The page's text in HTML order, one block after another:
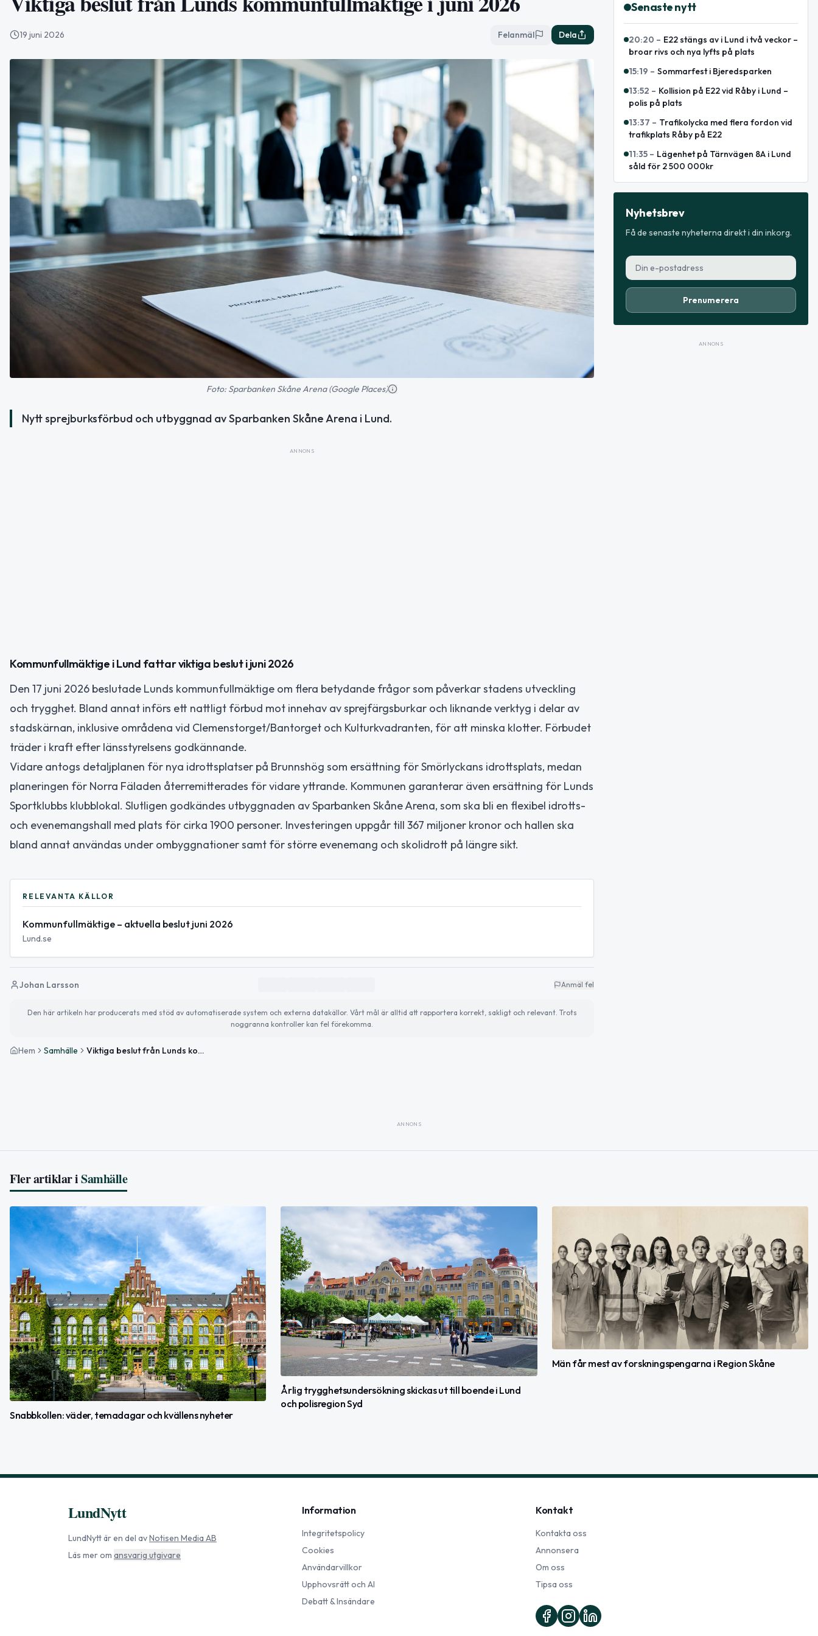
19 juni 2026 Felanmäl Dela
Foto: Sparbanken Skåne Arena (Google Places)
Nytt sprejburksförbud och utbyggnad av Sparbanken Skåne Arena i Lund.
ANNONS
Kommunfullmäktige i Lund fattar viktiga beslut i juni 2026
Den 17 juni 2026 beslutade Lunds kommunfullmäktige om flera betydande frågor som påverkar stadens utveckling
och trygghet. Bland annat införs ett nattligt förbud mot innehav av sprejfärgsburkar och liknande verktyg i delar av
stadskärnan, inklusive områdena vid Clemenstorget/Bantorget och Kulturkvadranten, för att minska klotter. Förbudet
träder i kraft efter länsstyrelsens godkännande.
Vidare antogs detaljplanen för nya idrottsplatser på Brunnshög som ersättning för Smörlyckans idrottsplats, medan
planeringen för Norra Fäladen återremitterades för vidare yttrande. Kommunen garanterar även ersättning för Lunds
Sportklubbs klubblokal. Slutligen godkändes utbyggnaden av Sparbanken Skåne Arena, som ska bli en flexibel idrotts-
och evenemangshall med plats för cirka 1900 personer. Investeringen uppgår till 367 miljoner kronor och hallen ska
bland annat användas under ombyggnationer samt för större evenemang och skolidrott på längre sikt.
RELEVANTA KÄLLOR
Kommunfullmäktige – aktuella beslut juni 2026
Lund.se
Johan Larsson Anmäl fel
Den här artikeln har producerats med stöd av automatiserade system och externa datakällor. Vårt mål är alltid att rapportera korrekt, sakligt och relevant. Trots
noggranna kontroller kan fel förekomma.
Hem Samhälle Viktiga beslut från Lunds kommunfullmäktige i juni 2026
Senaste nytt
20:20 – E22 stängs av i Lund i två veckor –
broar rivs och nya lyfts på plats
15:19 – Sommarfest i Bjeredsparken
13:52 – Kollision på E22 vid Råby i Lund –
polis på plats
13:37 – Trafikolycka med flera fordon vid
trafikplats Råby på E22
11:35 – Lägenhet på Tärnvägen 8A i Lund
såld för 2 500 000kr
Nyhetsbrev
Få de senaste nyheterna direkt i din inkorg.
Prenumerera
ANNONS
ANNONS
Fler artiklar iSamhälle
Snabbkollen: väder, temadagar och kvällens nyheter
Årlig trygghetsundersökning skickas ut till boende i Lund
och polisregion Syd
Män får mest av forskningspengarna i Region Skåne
LundNytt
LundNyttär en del avNotisen Media AB
Läs mer om ansvarig utgivare
Information
Integritetspolicy
Cookies
Användarvillkor
Upphovsrätt och AI
Debatt & Insändare
Kontakt
Kontakta oss
Annonsera
Om oss
Tipsa oss